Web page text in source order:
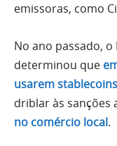
emissoras, como
No ano passado, o
determinou que
usarem
driblar às sanções
no comércio local.